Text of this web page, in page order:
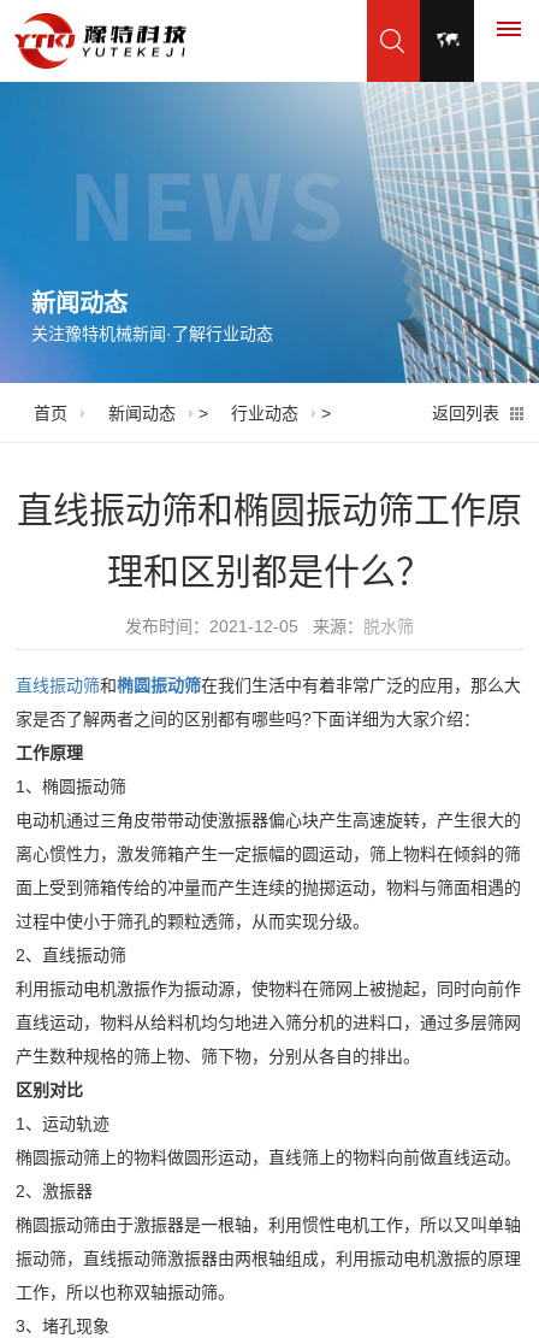
页
产
展
筛
水
平
椭
动
筛
给
料
机
胶
弹
簧
用
精
色
破
碎
建
骨
料
矿
心
分
钟
对
客
户
做
响
新
态
公
闻
业
动
态
视
中
心
企
业
工
新闻动态
关注豫特机械新闻·了解行业动态
首页 新闻动态 > 行业动态 > 返回列表
直线振动筛和椭圆振动筛工作原
理和区别都是什么？
发布时间：2021-12-05 来源： 脱水筛
直线振动筛和椭圆振动筛在我们生活中有着非常广泛的应用，那么大
家是否了解两者之间的区别都有哪些吗?下面详细为大家介绍：
工作原理
1、椭圆振动筛
电动机通过三角皮带带动使激振器偏心块产生高速旋转，产生很大的
离心惯性力，激发筛箱产生一定振幅的圆运动，筛上物料在倾斜的筛
面上受到筛箱传给的冲量而产生连续的抛掷运动，物料与筛面相遇的
过程中使小于筛孔的颗粒透筛，从而实现分级。
2、直线振动筛
利用振动电机激振作为振动源，使物料在筛网上被抛起，同时向前作
直线运动，物料从给料机均匀地进入筛分机的进料口，通过多层筛网
产生数种规格的筛上物、筛下物，分别从各自的排出。
区别对比
1、运动轨迹
椭圆振动筛上的物料做圆形运动，直线筛上的物料向前做直线运动。
2、激振器
椭圆振动筛由于激振器是一根轴，利用惯性电机工作，所以又叫单轴
振动筛，直线振动筛激振器由两根轴组成，利用振动电机激振的原理
工作，所以也称双轴振动筛。
3、堵孔现象